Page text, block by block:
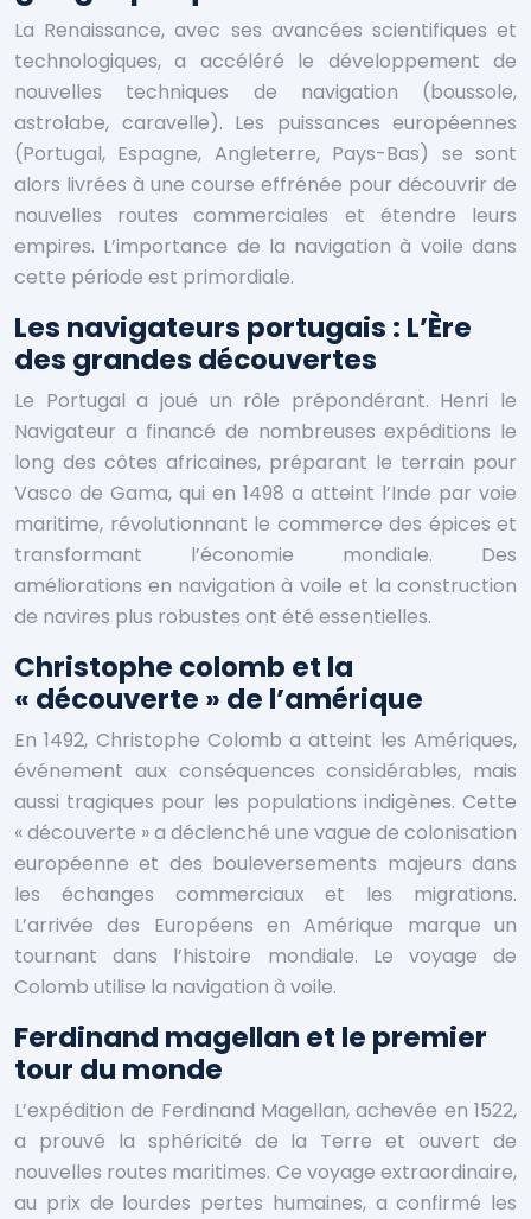
La Renaissance, avec ses avancées scientifiques et
technologiques, a accéléré le développement de
nouvelles techniques de navigation (boussole,
astrolabe, caravelle). Les puissances européennes
(Portugal, Espagne, Angleterre, Pays-Bas) se sont
alors livrées à une course effrénée pour découvrir de
nouvelles routes commerciales et étendre leurs
empires. L’importance de la navigation à voile dans
cette période est primordiale.
Les navigateurs portugais : L’Ère
des grandes découvertes
Le Portugal a joué un rôle prépondérant. Henri le
Navigateur a financé de nombreuses expéditions le
long des côtes africaines, préparant le terrain pour
Vasco de Gama, qui en 1498 a atteint l’Inde par voie
maritime, révolutionnant le commerce des épices et
transformant l’économie mondiale. Des
améliorations en navigation à voile et la construction
de navires plus robustes ont été essentielles.
Christophe colomb et la
« découverte » de l’amérique
En 1492, Christophe Colomb a atteint les Amériques,
événement aux conséquences considérables, mais
aussi tragiques pour les populations indigènes. Cette
« découverte » a déclenché une vague de colonisation
européenne et des bouleversements majeurs dans
les échanges commerciaux et les migrations.
L’arrivée des Européens en Amérique marque un
tournant dans l’histoire mondiale. Le voyage de
Colomb utilise la navigation à voile.
Ferdinand magellan et le premier
tour du monde
L’expédition de Ferdinand Magellan, achevée en 1522,
a prouvé la sphéricité de la Terre et ouvert de
nouvelles routes maritimes. Ce voyage extraordinaire,
au prix de lourdes pertes humaines, a confirmé les